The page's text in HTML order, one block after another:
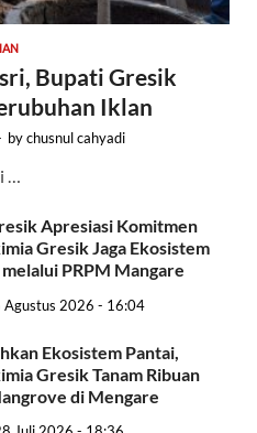
Bupati Gresik
Iklan
bychusnul cahyadi
…
Apresiasi Komitmen
Gresik Jaga Ekosistem
PRPM Mangare
Agustus 2026 - 16:04
Ekosistem Pantai,
Gresik Tanam Ribuan
di Mengare